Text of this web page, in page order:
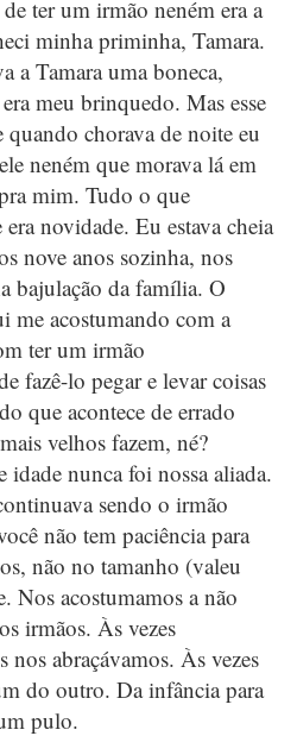
ter um irmão neném era a
minha priminha, Tamara.
a Tamara uma boneca,
meu brinquedo. Mas esse
quando chorava de noite eu
neném que morava lá em
mim. Tudo o que
novidade. Eu estava cheia
nove anos sozinha, nos
bajulação da família. O
me acostumando com a
ter um irmão
fazê-lo pegar e levar coisas
que acontece de errado
velhos fazem, né?
idade nunca foi nossa aliada.
sendo o irmão
não tem paciência para
não no tamanho (valeu
Nos acostumamos a não
irmãos. Às vezes
nos abraçávamos. Às vezes
do outro. Da infância para
pulo.